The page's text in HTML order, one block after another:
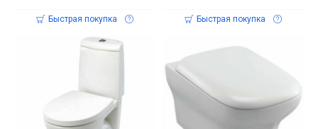
Быстрая покупка Быстрая покупка